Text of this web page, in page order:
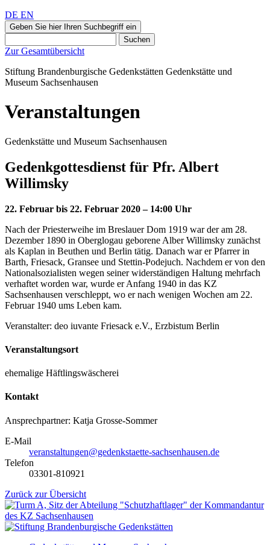
DE EN
Geben Sie hier Ihren Suchbegriff ein
Suchen
Zur Gesamtübersicht
Stiftung Brandenburgische Gedenkstätten Gedenkstätte und
Museum Sachsenhausen
Veranstaltungen
Gedenkstätte und Museum Sachsenhausen
Gedenkgottesdienst für Pfr. Albert
Willimsky
22. Februar bis 22. Februar 2020 – 14:00 Uhr
Nach der Priesterweihe im Breslauer Dom 1919 war der am 28.
Dezember 1890 in Oberglogau geborene Alber Willimsky zunächst
als Kaplan in Beuthen und Berlin tätig. Danach war er Pfarrer in
Barth, Friesack, Gransee und Stettin-Podejuch. Nachdem er von den
Nationalsozialisten wegen seiner widerständigen Haltung mehrfach
verhaftet worden war, wurde er Anfang 1940 in das KZ
Sachsenhausen verschleppt, wo er nach wenigen Wochen am 22.
Februar 1940 ums Leben kam.
Veranstalter: deo iuvante Friesack e.V., Erzbistum Berlin
Veranstaltungsort
ehemalige Häftlingswäscherei
Kontakt
Ansprechpartner: Katja Grosse-Sommer
E-Mail
veranstaltungen@gedenkstaette-sachsenhausen.de
Telefon
03301-810921
Zurück zur Übersicht